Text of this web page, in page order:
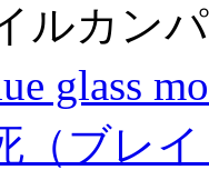
ルカン
glass
（ブレ